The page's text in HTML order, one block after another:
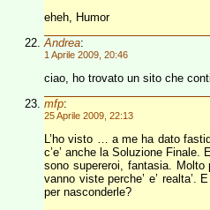
eheh, Humor
Andrea:
1 Aprile 2009, 20:46
ciao, ho trovato un sito che
mfp:
25 Aprile 2009, 22:13
L’ho visto … a me ha dato
c’e’ anche la Soluzione
sono supereroi, fantasia. Molto
vanno viste perche’ e’
per nasconderle?